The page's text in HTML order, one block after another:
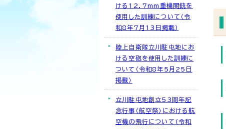
ける12．7mm重機関銃を
使用した訓練について（令
和8年7月13日掲載）
陸上自衛隊立川駐屯地にお
ける空砲を使用した訓練に
ついて（令和8年5月25日
掲載）
立川駐屯地創立53周年記
念行事（航空祭）における航
空機の飛行について（令和